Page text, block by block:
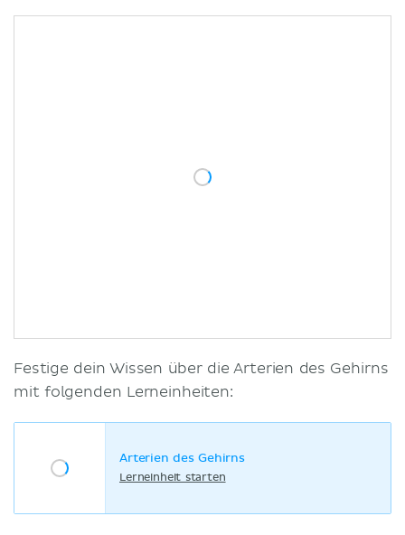
Festige dein Wissen über die Arterien des Gehirns
mit folgenden Lerneinheiten:
Arterien des Gehirns
Lerneinheit starten